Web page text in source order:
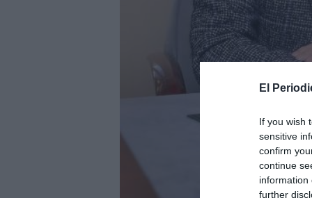
El
If you wish
sensitive
confirm
continue
information
further